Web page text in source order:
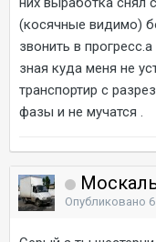
(косячные видимо)
звонить в
зная куда меня не
транспортир с
фазы и не мучатся .
Опубликовано